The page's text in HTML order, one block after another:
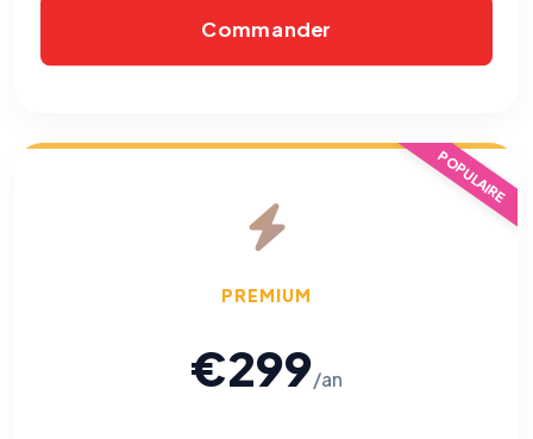
Commander
POPULAIRE
PREMIUM
€299/an